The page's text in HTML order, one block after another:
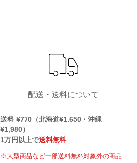
配送・送料について
送料 ¥770（北海道¥1,650・沖縄
¥1,980）
1万円以上で送料無料
※大型商品など一部送料無料対象外の商品